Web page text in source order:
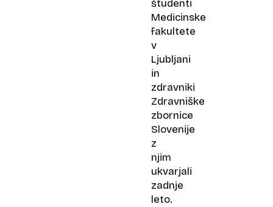
študenti
Medicinske
fakultete
v
Ljubljani
in
zdravniki
Zdravniške
zbornice
Slovenije
z
njim
ukvarjali
zadnje
leto.